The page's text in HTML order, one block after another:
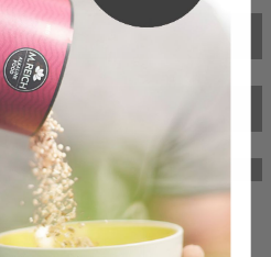
herausragende Service-
ausgezeichnet
das neue Produkt von M.
Reich
des Jahres 2024